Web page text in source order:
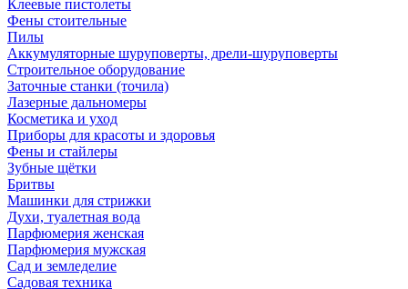
Клеевые пистолеты
Фены стоительные
Пилы
Аккумуляторные шуруповерты, дрели-шуруповерты
Строительное оборудование
Заточные станки (точила)
Лазерные дальномеры
Косметика и уход
Приборы для красоты и здоровья
Фены и стайлеры
Зубные щётки
Бритвы
Машинки для стрижки
Духи, туалетная вода
Парфюмерия женская
Парфюмерия мужская
Сад и земледелие
Садовая техника